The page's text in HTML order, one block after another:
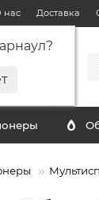
?
нас Доставка